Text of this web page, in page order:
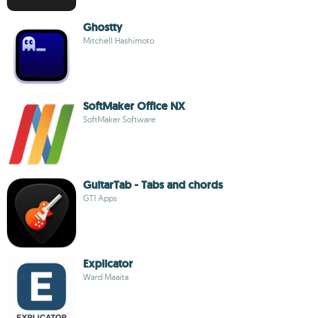
Ghostty
Mitchell Hashimoto
SoftMaker Office NX
SoftMaker Software
GuitarTab - Tabs and chords
GT1 Apps
Explicator
Ward Maaita